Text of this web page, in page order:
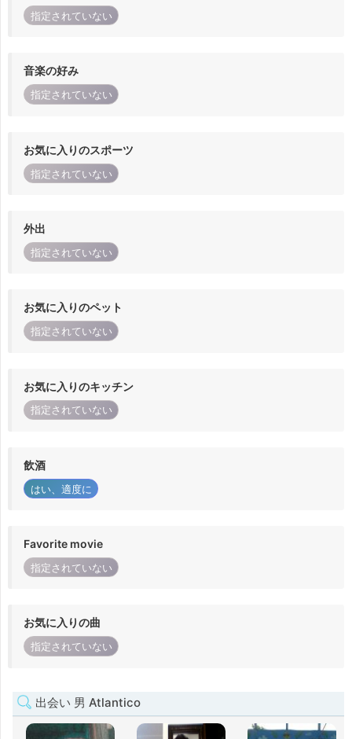
指定されていない
音楽の好み
指定されていない
お気に入りのスポーツ
指定されていない
外出
指定されていない
お気に入りのペット
指定されていない
お気に入りのキッチン
指定されていない
飲酒
はい、適度に
Favorite movie
指定されていない
お気に入りの曲
指定されていない
出会い 男 Atlantico